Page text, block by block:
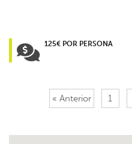
125€ POR PERSONA
« Anterior 1